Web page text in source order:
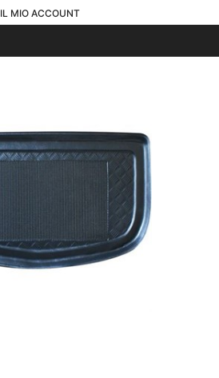
IL MIO ACCOUNT